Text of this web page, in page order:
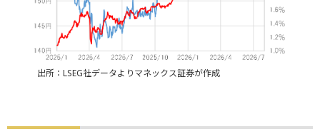
出所：LSEG社データよりマネックス証券が作成